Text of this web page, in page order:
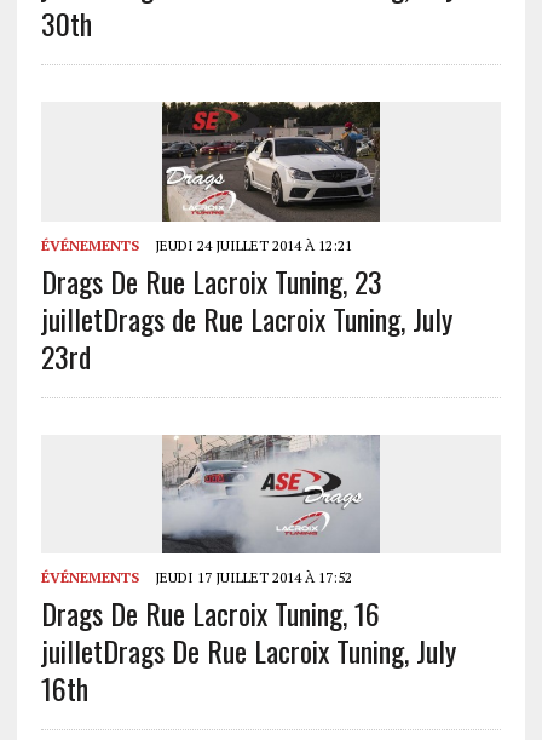
30th
ÉVÉNEMENTS JEUDI 24 JUILLET 2014 À 12:21
Drags De Rue Lacroix Tuning, 23
juilletDrags de Rue Lacroix Tuning, July
23rd
ÉVÉNEMENTS JEUDI 17 JUILLET 2014 À 17:52
Drags De Rue Lacroix Tuning, 16
juilletDrags De Rue Lacroix Tuning, July
16th